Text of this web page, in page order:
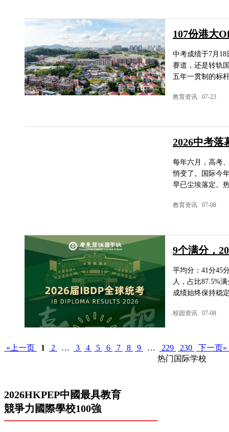
107份港大
中考成绩于7月
赛道，还是转轨
五年一贯制的标
教育资讯 07-23
2026中考落
每年六月，高考
悄变了。国际今
早已尘埃落定。
教育资讯 07-08
9个满分，
平均分：41分45
人，占比87.5%
成绩始终保持稳
校园资讯 07-08
«上一页 1 2 … 3 4 5 6 7 8 9 … 229 230 下一页»
2026HKPEP中國最具教育
競爭力國際學校100強
热门国际学校